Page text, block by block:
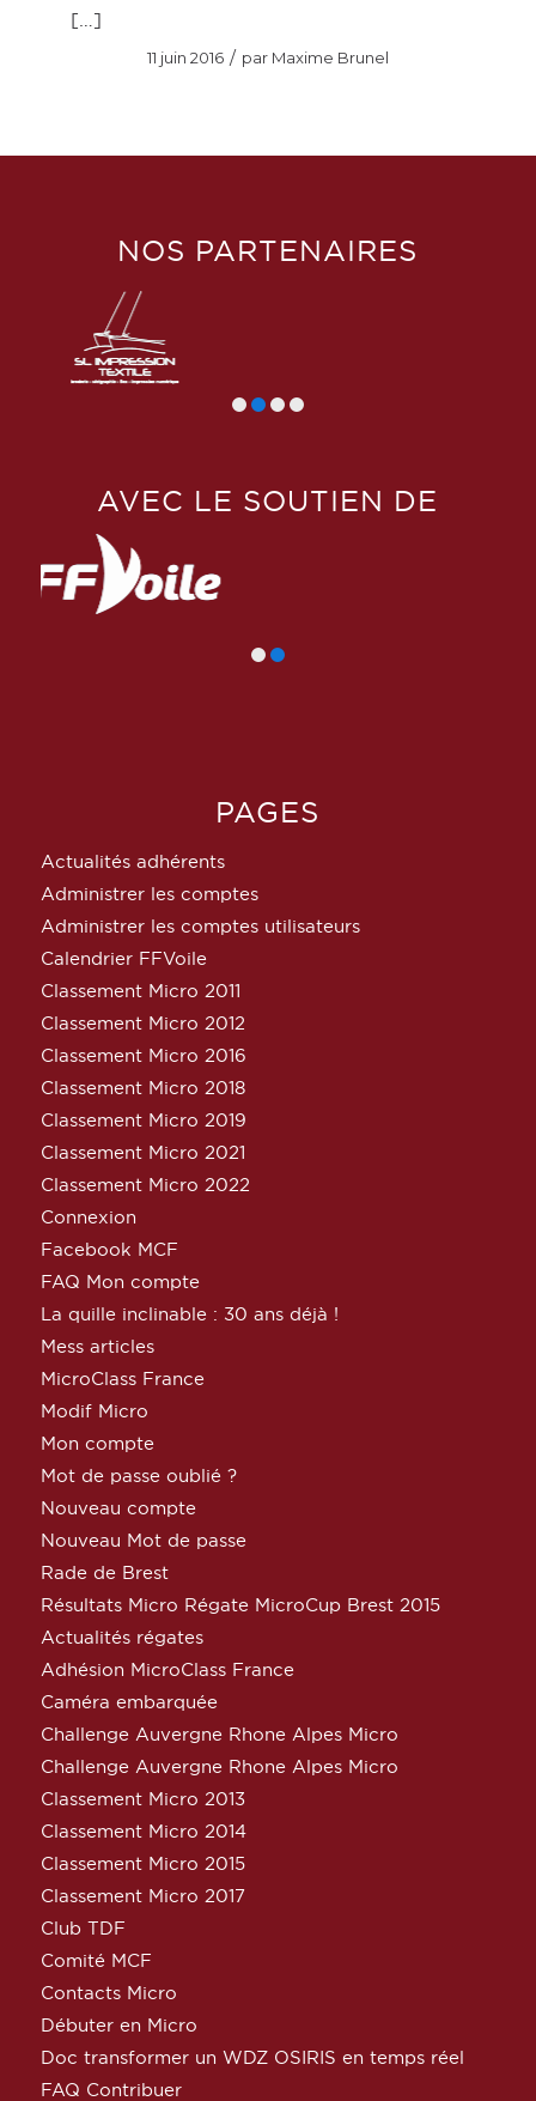
[…]
11 juin 2016 / par Maxime Brunel
NOS PARTENAIRES
AVEC LE SOUTIEN DE
PAGES
Actualités adhérents
Administrer les comptes
Administrer les comptes utilisateurs
Calendrier FFVoile
Classement Micro 2011
Classement Micro 2012
Classement Micro 2016
Classement Micro 2018
Classement Micro 2019
Classement Micro 2021
Classement Micro 2022
Connexion
Facebook MCF
FAQ Mon compte
La quille inclinable : 30 ans déjà !
Mess articles
MicroClass France
Modif Micro
Mon compte
Mot de passe oublié ?
Nouveau compte
Nouveau Mot de passe
Rade de Brest
Résultats Micro Régate MicroCup Brest 2015
Actualités régates
Adhésion MicroClass France
Caméra embarquée
Challenge Auvergne Rhone Alpes Micro
Challenge Auvergne Rhone Alpes Micro
Classement Micro 2013
Classement Micro 2014
Classement Micro 2015
Classement Micro 2017
Club TDF
Comité MCF
Contacts Micro
Débuter en Micro
Doc transformer un WDZ OSIRIS en temps réel
FAQ Contribuer